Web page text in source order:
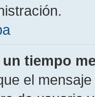
un tiempo
el